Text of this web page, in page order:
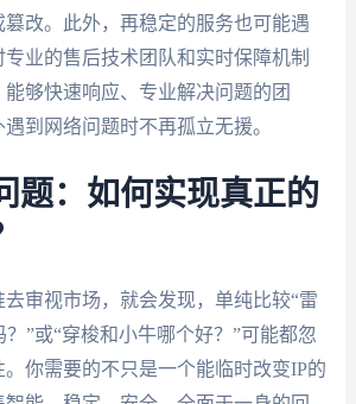
改。此外，再稳定的服务也可能遇
业的售后技术团队和实时保障机制
够快速响应、专业解决问题的团
到网络问题时不再孤立无援。
题：如何实现真正的
审视市场，就会发现，单纯比较“雷
”或“穿梭和小牛哪个好？”可能都忽
。你需要的不只是一个能临时改变IP的